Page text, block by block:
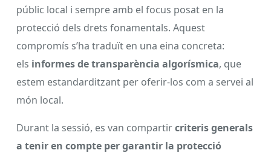
públic local i sempre amb el focus posat en la
protecció dels drets fonamentals. Aquest
compromís s’ha traduït en una eina concreta:
els informes de transparència algorísmica, que
estem estandarditzant per oferir-los com a servei al
món local.
Durant la sessió, es van compartircriteris generals
a tenir en compte per garantir la protecció